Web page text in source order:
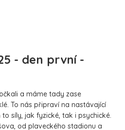
- den první -
a máme tady zase
To nás připraví na nastávající
to síly, jak fyzické, tak i psychické.
od plaveckého stadionu a